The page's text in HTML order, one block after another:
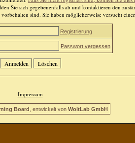
Sie sich gegebenenfalls ab und kontaktieren den
sind. Sie haben möglicherweise versucht
Registrierung
Passwort vergessen
Impressum
Board , entwickelt von WoltLab GmbH